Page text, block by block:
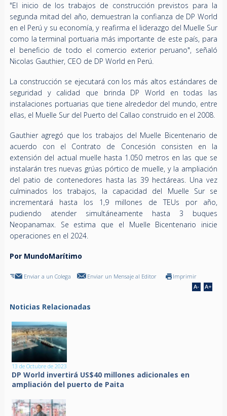
"El inicio de los trabajos de construcción previstos para la
segunda mitad del año, demuestran la confianza de DP World
en el Perú y su economía, y reafirma el liderazgo del Muelle Sur
como la terminal portuaria más importante de este país, para
el beneficio de todo el comercio exterior peruano", señaló
Nicolas Gauthier, CEO de DP World en Perú.
La construcción se ejecutará con los más altos estándares de
seguridad y calidad
que brinda DP World en todas las
instalaciones portuarias que tiene alrededor del mundo, entre
ellas, el Muelle Sur del Puerto del Callao construido en el 2008.
Gauthier agregó que los trabajos del Muelle Bicentenario de
acuerdo con el Contrato de Concesión consisten en la
extensión del actual muelle hasta 1.050 metros en las que se
instalarán tres nuevas grúas pórtico de muelle, y la ampliación
del patio de contenedores hasta las 39 hectáreas. Una vez
culminados los trabajos, la capacidad del Muelle Sur se
incrementará hasta los 1,9 millones de TEUs por año,
pudiendo atender simultáneamente hasta 3 buques
Neopanamax. Se estima que el Muelle Bicentenario inicie
operaciones en el 2024.
Por MundoMarítimo
Enviar a un Colega Enviar un Mensaje al Editor Imprimir
Noticias Relacionadas
13 de Octubre de 2023
DP World invertirá US$40 millones adicionales en
ampliación del puerto de Paita